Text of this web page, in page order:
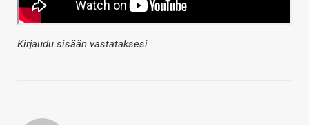
Kirjaudu sisään vastataksesi